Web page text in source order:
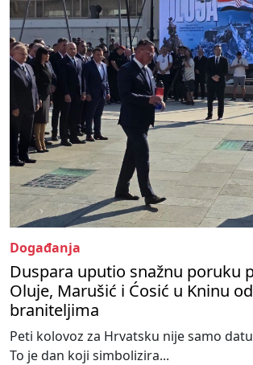
Događanja
Duspara uputio snažnu poruku
Oluje, Marušić i Ćosić u Kninu
braniteljima
Peti kolovoz za Hrvatsku nije samo
To je dan koji simbolizira...